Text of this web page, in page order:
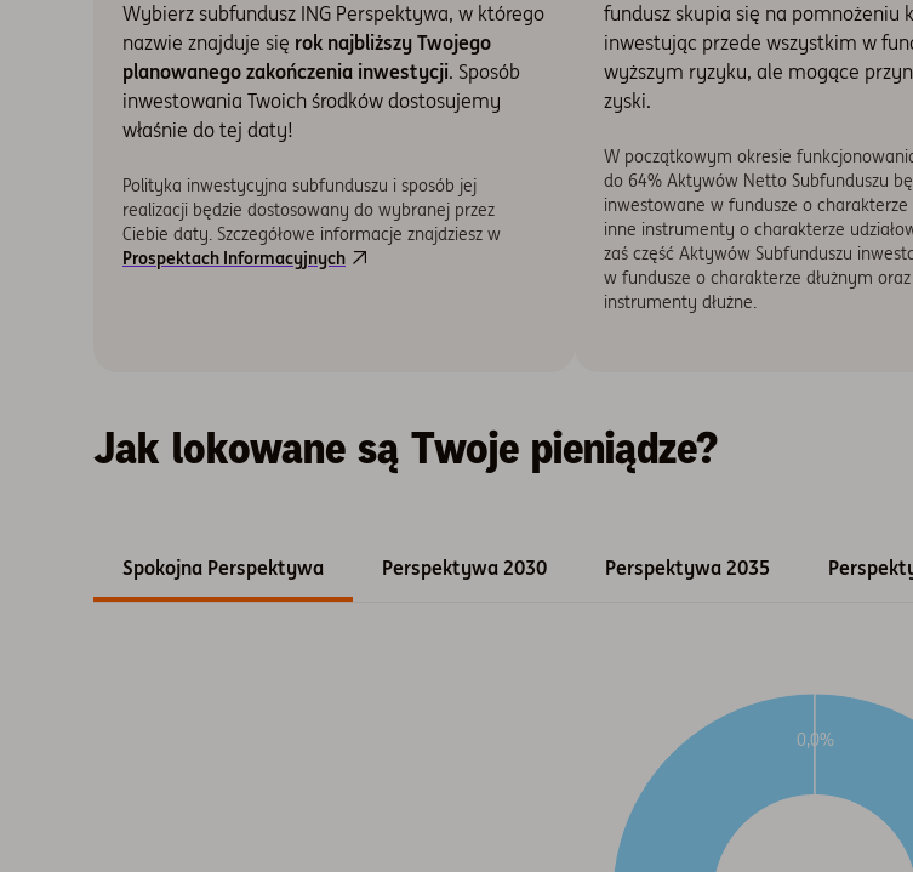
Wybierz subfundusz ING Perspektywa, w którego
nazwie znajduje się rok najbliższy Twojego
planowanego zakończenia inwestycji. Sposób
inwestowania Twoich środków dostosujemy
właśnie do tej daty!
Polityka inwestycyjna subfunduszu i sposób jej
realizacji będzie dostosowany do wybranej przez
Ciebie daty. Szczegółowe informacje znajdziesz w
Prospektach Informacyjnych
fundusz skupia się na pomnożeniu
inwestując przede wszystkim w
wyższym ryzyku, ale mogące
zyski.
W początkowym okresie
do 64% Aktywów Netto Subfunduszu
inwestowane w fundusze o
inne instrumenty o charakterze
zaś część Aktywów Subfunduszu
w fundusze o charakterze dłużnym
instrumenty dłużne.
Jak lokowane są Twoje pieniądze?
Spokojna Perspektywa Perspektywa 2030 Perspektywa 2035
Wykres przedstawiający strukturę portfela, opis tekstowy znajduje się poniżej.
0,0%